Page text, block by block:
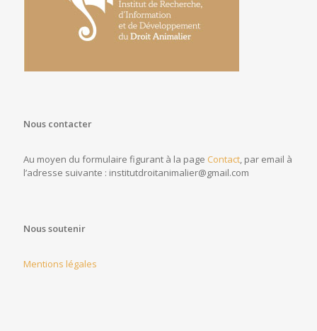
Nous contacter
Au moyen du formulaire figurant à la page Contact, par email à
l’adresse suivante : institutdroitanimalier@gmail.com
Nous soutenir
Mentions légales